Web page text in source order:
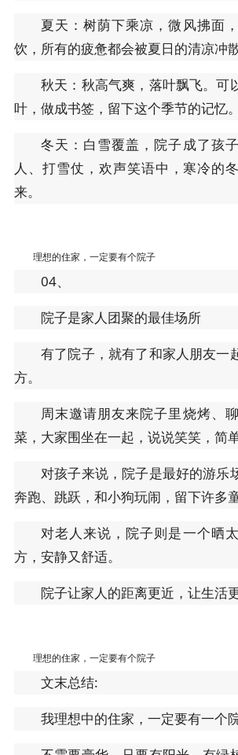
夏天：树荫下乘凉，微风拂面
饮，所有的疲惫都会被夏日的清凉冲散
秋天：秋高气爽，落叶飘飞。可
叶，做成书签，留下这个季节的记忆。
冬天：白雪覆盖，院子成了孩
人、打雪仗，欢声笑语中，寒冷的
来。
理想的住家，一定要有个院子
04、
院子是家人团聚的最佳场所
有了院子，就有了和家人朋友一
方。
周末邀请朋友来院子里烧烤、
菜，大家围坐在一起，说说笑笑，简
对孩子来说，院子是最好的游乐
奔跑、跳跃，和小狗玩闹，留下许多
对老人来说，院子则是一个晒
方，安静又舒适。
院子让家人的距离更近，让生活
理想的住家，一定要有个院子
文末总结:
我理想中的住家，一定要有一个院